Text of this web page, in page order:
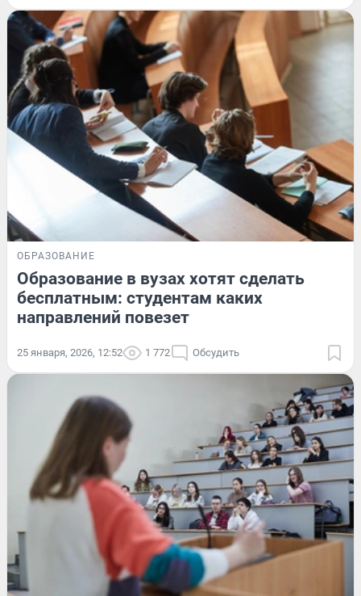
ОБРАЗОВАНИЕ
Образование в вузах хотят сделать
бесплатным: студентам каких
направлений повезет
25 января, 2026, 12:52 1 772 Обсудить